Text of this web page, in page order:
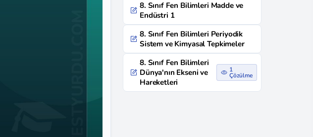
8. Sınıf Fen Bilimleri Madde ve
Endüstri 1
8. Sınıf Fen Bilimleri Periyodik
Sistem ve Kimyasal Tepkimeler
8. Sınıf Fen Bilimleri
Dünya'nın Ekseni ve
Hareketleri
1
Çözülme